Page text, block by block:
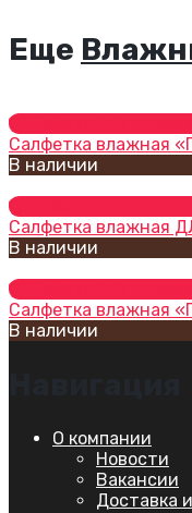
Еще
Добавить в
Салфетка влажная
В наличии
Добавить в
Салфетка влажная
В наличии
Добавить в
Салфетка влажная
В наличии
О компании
Новости
Вакансии
Доставка